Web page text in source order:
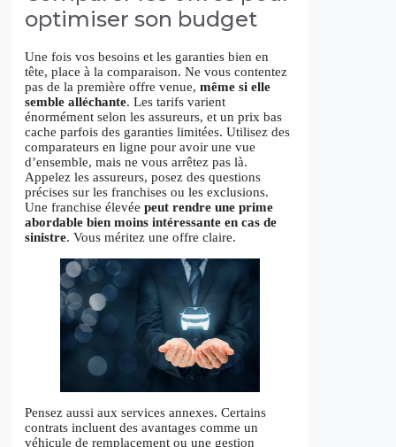
optimiser son budget
Une fois vos besoins et les garanties bien en
tête, place à la comparaison. Ne vous contentez
pas de la première offre venue, même si elle
semble alléchante. Les tarifs varient
énormément selon les assureurs, et un prix bas
cache parfois des garanties limitées. Utilisez des
comparateurs en ligne pour avoir une vue
d’ensemble, mais ne vous arrêtez pas là.
Appelez les assureurs, posez des questions
précises sur les franchises ou les exclusions.
Une franchise élevée peut rendre une prime
abordable bien moins intéressante en cas de
sinistre. Vous méritez une offre claire.
Pensez aussi aux services annexes. Certains
contrats incluent des avantages comme un
véhicule de remplacement ou une gestion